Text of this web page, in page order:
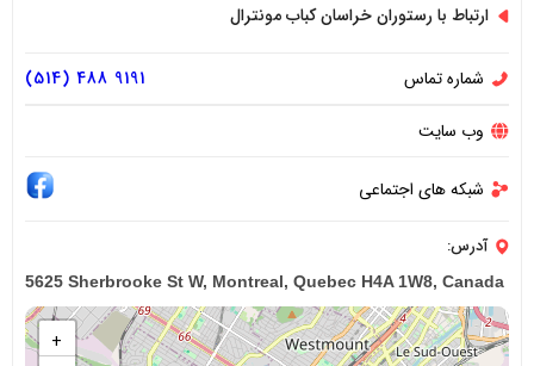
ارتباط با رستوران خراسان کباب مونترال
شماره تماس
9191 488 (514)
وب سایت
شبکه های اجتماعی
آدرس:
5625 Sherbrooke St W, Montreal, Quebec H4A 1W8, Canada
+